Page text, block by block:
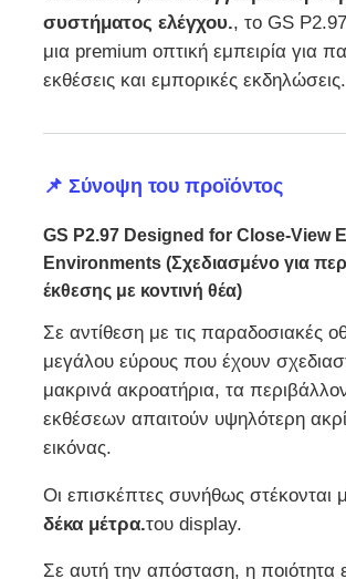
Υποθέσεις
οθόνη οθόνης LED
Οθόνη των οδηγήσεων συναυλίας
Ενοικίαση οθόνης LED σκηνής
Cob LED Video Wall
Διαφανής οθόνη LED
συστήματος ελέγχου., το GS
μια premium οπτική εμπειρία για
εκθέσεις και εμπορικές εκδηλώσεις.
📌 Σύνοψη του προϊόντος
GS P2.97 Designed for Close-View
Environments (Σχεδιασμένο για
έκθεσης με κοντινή θέα)
Σε αντίθεση με τις παραδοσιακές
μεγάλου εύρους που έχουν
μακρινά ακροατήρια, τα
εκθέσεων απαιτούν υψηλότερη
εικόνας.
Οι επισκέπτες συνήθως στέκονται
δέκα μέτρα.του display.
Σε αυτή την απόσταση, η ποιότητα